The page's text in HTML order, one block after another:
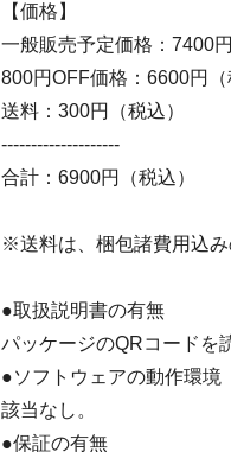
【価格】
一般販売予定価格：7400円
800円OFF価格：6600円（
送料：300円（税込）
--------------------
合計：6900円（税込）
※送料は、梱包諸費用込
●取扱説明書の有無
パッケージのQRコードを
●ソフトウェアの動作環境
該当なし。
●保証の有無